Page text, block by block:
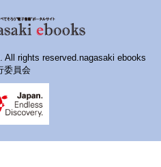
All rights reserved.nagasaki ebooks
委員会